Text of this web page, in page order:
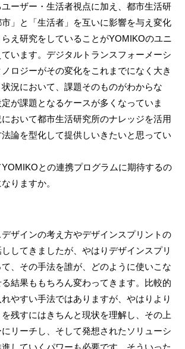
ーザー・生活者視点に加え、都市生活研
」と「生活者」を互いに影響を与え変化
え研究をしていることがYOMIKOのユニ
います。デジタルトランスフォーメーシ
ロジーがその変化をこれまでになく大き
況において、課題そのものがわからな
が課題となるケースが多くなっていま
おいて都市生活研究所のナレッジを活用
論を型化して提供しいきたいと思ってい
との連携プログラムに期待するの
りますか。
ザインの考え方やデザインスプリントの
してきましたが、やはりデザインスプリ
、その手法を誰が、どのように使いこな
結果ももちろん変わってきます。比較的
やすい手法ではありますが、やはりより
残すにはきちんと現状を理解し、その上
リーチし、そして発想されたソリューシ
していくパワーも必要です。そういった